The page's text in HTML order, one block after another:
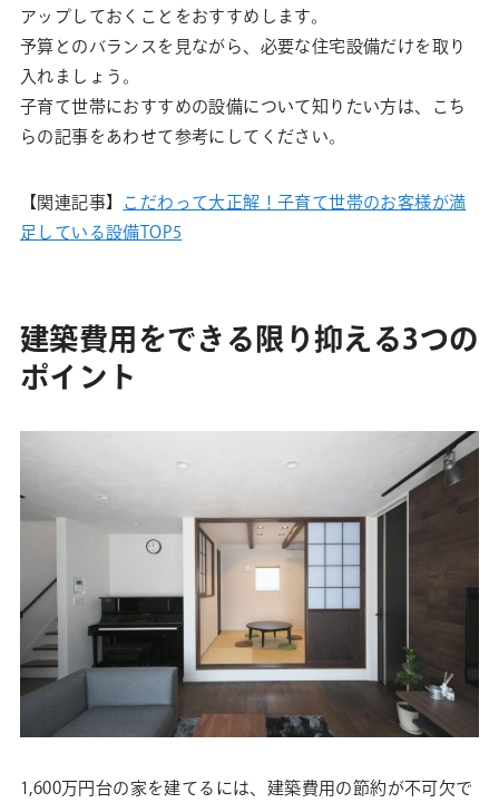
アップしておくことをおすすめします。
予算とのバランスを見ながら、必要な住宅設備だけを取り
入れましょう。
子育て世帯におすすめの設備について知りたい方は、こち
らの記事をあわせて参考にしてください。
【関連記事】
こだわって大正解！子育て世帯のお客様が満
足している設備TOP5
建築費用をできる限り抑える3つの
ポイント
1,600万円台の家を建てるには、建築費用の節約が不可欠で